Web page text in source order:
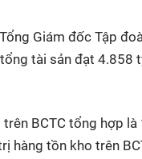
Giám đốc Tập
tài sản đạt 4.858
BCTC tổng hợp
hàng tồn kho trên